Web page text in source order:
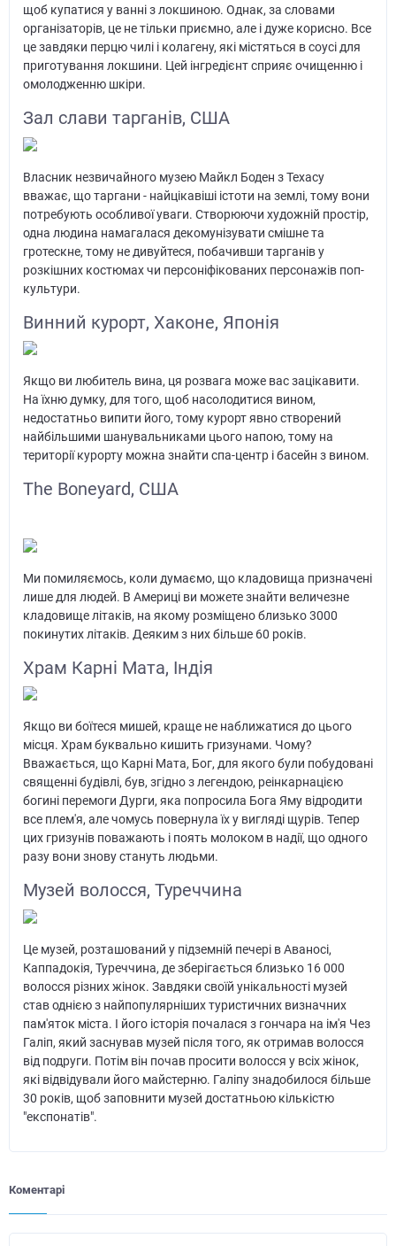
щоб купатися у ванні з локшиною. Однак, за словами
організаторів, це не тільки приємно, але і дуже корисно. Все
це завдяки перцю чилі і колагену, які містяться в соусі для
приготування локшини. Цей інгредієнт сприяє очищенню і
омолодженню шкіри.
Зал слави тарганів, США
Власник незвичайного музею Майкл Боден з Техасу
вважає, що таргани - найцікавіші істоти на землі, тому вони
потребують особливої уваги. Створюючи художній простір,
одна людина намагалася декомунізувати смішне та
гротескне, тому не дивуйтеся, побачивши тарганів у
розкішних костюмах чи персоніфікованих персонажів поп-
культури.
Винний курорт, Хаконе, Японія
Якщо ви любитель вина, ця розвага може вас зацікавити.
На їхню думку, для того, щоб насолодитися вином,
недостатньо випити його, тому курорт явно створений
найбільшими шанувальниками цього напою, тому на
території курорту можна знайти спа-центр і басейн з вином.
The Boneyard, США
Ми помиляємось, коли думаємо, що кладовища призначені
лише для людей. В Америці ви можете знайти величезне
кладовище літаків, на якому розміщено близько 3000
покинутих літаків. Деяким з них більше 60 років.
Храм Карні Мата, Індія
Якщо ви боїтеся мишей, краще не наближатися до цього
місця. Храм буквально кишить гризунами. Чому?
Вважається, що Карні Мата, Бог, для якого були побудовані
священні будівлі, був, згідно з легендою, реінкарнацією
богині перемоги Дурги, яка попросила Бога Яму відродити
все плем'я, але чомусь повернула їх у вигляді щурів. Тепер
цих гризунів поважають і поять молоком в надії, що одного
разу вони знову стануть людьми.
Музей волосся, Туреччина
Це музей, розташований у підземній печері в Аваносі,
Каппадокія, Туреччина, де зберігається близько 16 000
волосся різних жінок. Завдяки своїй унікальності музей
став однією з найпопулярніших туристичних визначних
пам'яток міста. І його історія почалася з гончара на ім'я Чез
Галіп, який заснував музей після того, як отримав волосся
від подруги. Потім він почав просити волосся у всіх жінок,
які відвідували його майстерню. Галіпу знадобилося більше
30 років, щоб заповнити музей достатньою кількістю
"експонатів".
Коментарі